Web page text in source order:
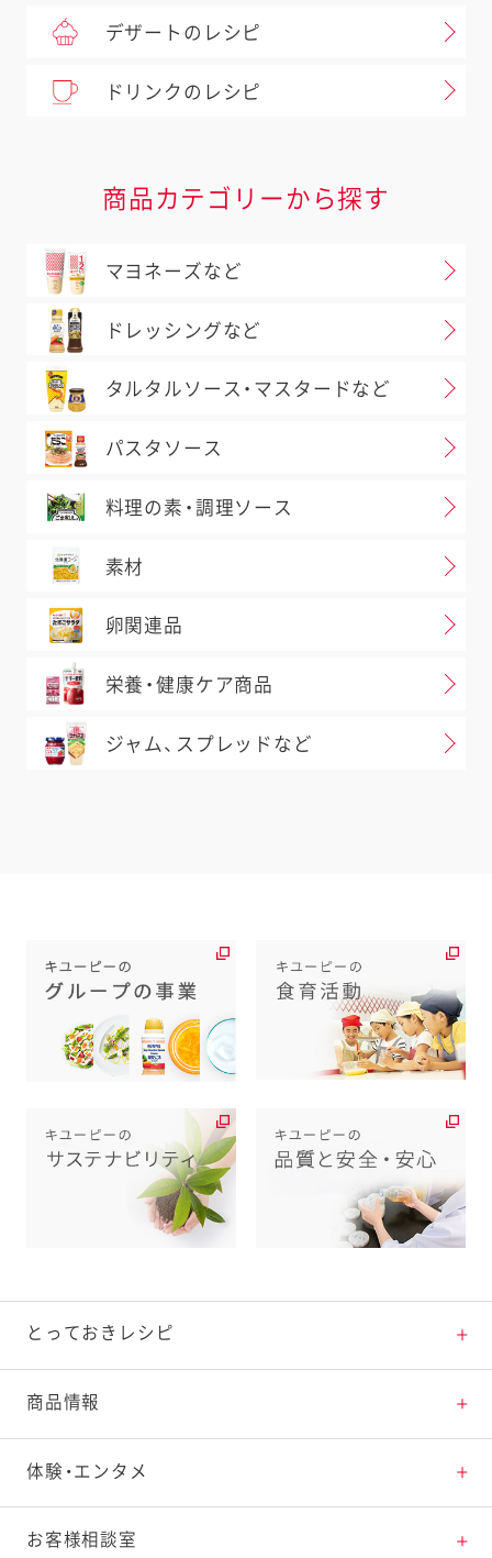
デザートのレシピ
ドリンクのレシピ
商品カテゴリーから探す
マヨネーズなど
ドレッシングなど
タルタルソース・マスタードなど
パスタソース
料理の素・調理ソース
素材
卵関連品
栄養・健康ケア商品
ジャム、スプレッドなど
とっておきレシピ
とっておきレシピトップ
素材の知識
料理の基本
商品情報
商品情報トップ
新商品・リニューアル品一覧
体験・エンタメ
体験・エンタメトップ
お客様相談室